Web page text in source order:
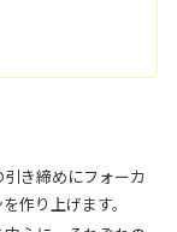
き締めにフォーカ
作り上げます。